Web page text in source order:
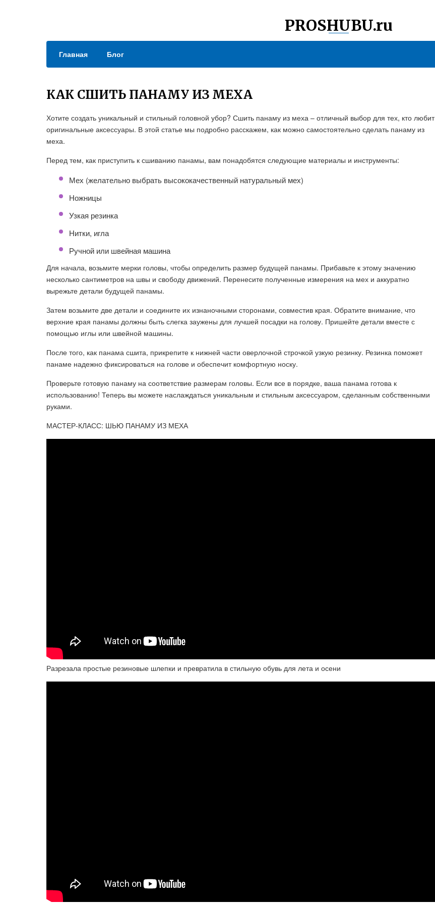
PROSHUBU.ru
Главная Блог
КАК СШИТЬ ПАНАМУ ИЗ МЕХА
Хотите создать уникальный и стильный головной убор? Сшить панаму из меха – отличный выбор для тех, кто любит
оригинальные аксессуары. В этой статье мы подробно расскажем, как можно самостоятельно сделать панаму из
меха.
Перед тем, как приступить к сшиванию панамы, вам понадобятся следующие материалы и инструменты:
Мех (желательно выбрать высококачественный натуральный мех)
Ножницы
Узкая резинка
Нитки, игла
Ручной или швейная машина
Для начала, возьмите мерки головы, чтобы определить размер будущей панамы. Прибавьте к этому значению
несколько сантиметров на швы и свободу движений. Перенесите полученные измерения на мех и аккуратно
вырежьте детали будущей панамы.
Затем возьмите две детали и соедините их изнаночными сторонами, совместив края. Обратите внимание, что
верхние края панамы должны быть слегка заужены для лучшей посадки на голову. Пришейте детали вместе с
помощью иглы или швейной машины.
После того, как панама сшита, прикрепите к нижней части оверлочной строчкой узкую резинку. Резинка поможет
панаме надежно фиксироваться на голове и обеспечит комфортную носку.
Проверьте готовую панаму на соответствие размерам головы. Если все в порядке, ваша панама готова к
использованию! Теперь вы можете наслаждаться уникальным и стильным аксессуаром, сделанным собственными
руками.
МАСТЕР-КЛАСС: ШЬЮ ПАНАМУ ИЗ МЕХА
Разрезала простые резиновые шлепки и превратила в стильную обувь для лета и осени